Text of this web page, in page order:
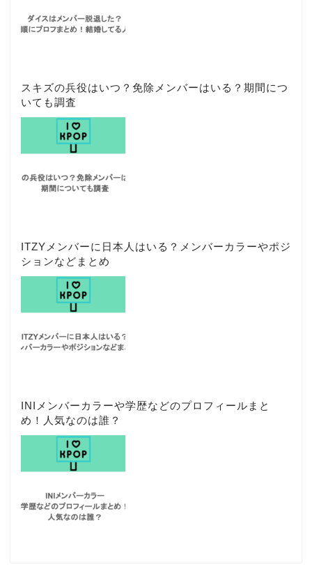
スキズの兵役はいつ？免除メンバーはいる？期間につ
いても調査
ITZYメンバーに日本人はいる？メンバーカラーやポジ
ションなどまとめ
INIメンバーカラーや学歴などのプロフィールまと
め！人気なのは誰？